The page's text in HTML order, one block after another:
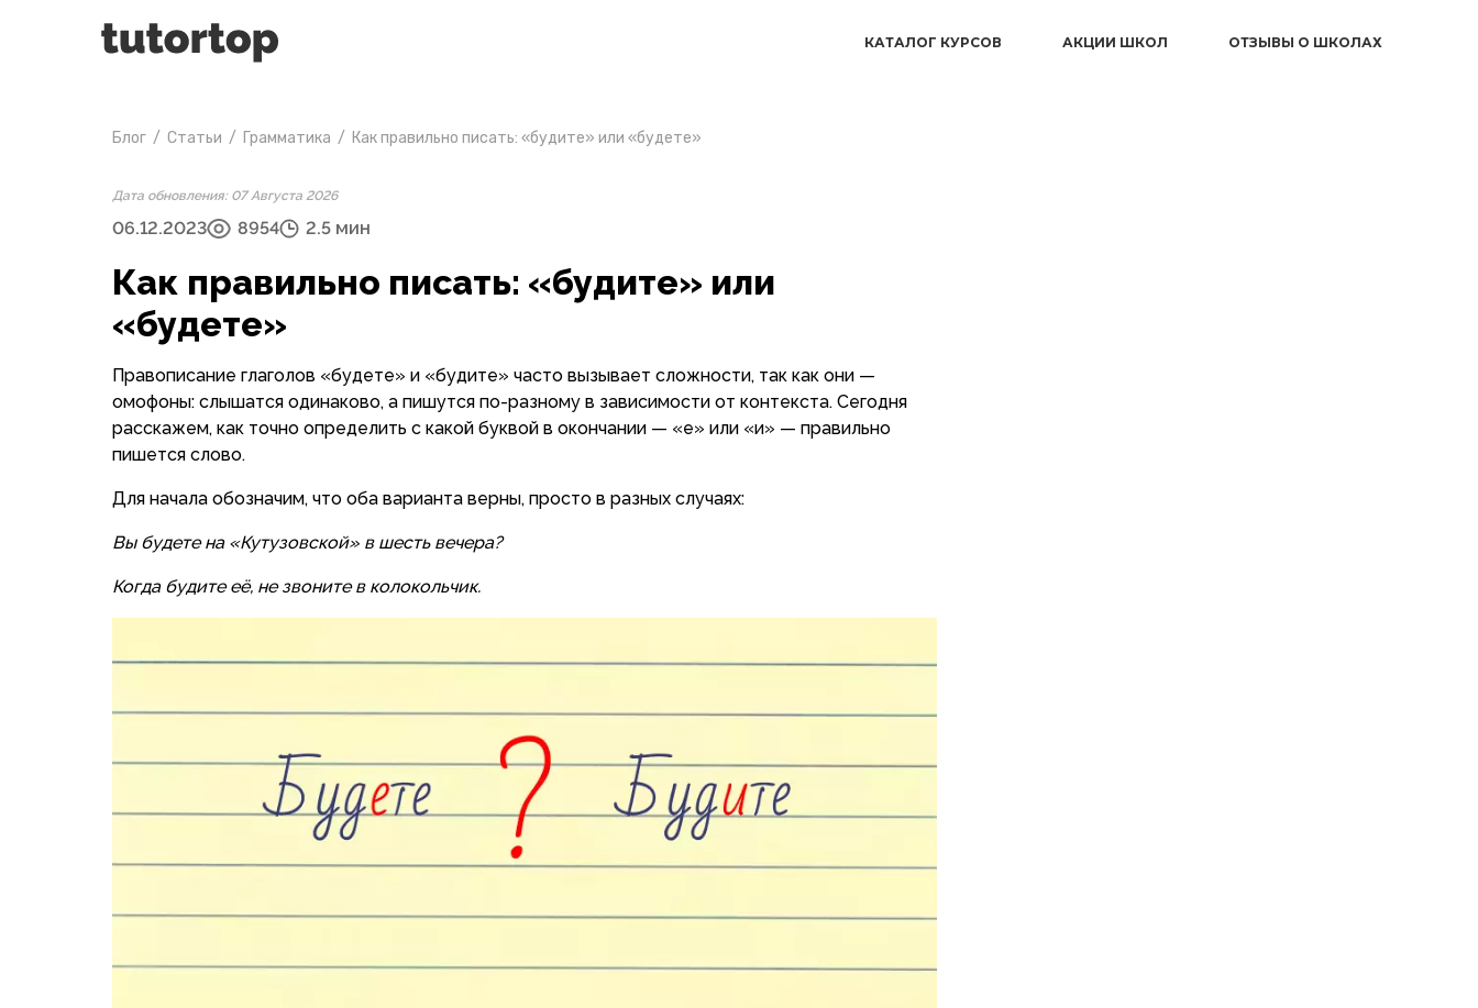
КАТАЛОГ КУРСОВ АКЦИИ ШКОЛ ОТЗЫВЫ О ШКОЛАХ
Блог / Статьи / Грамматика / Как правильно писать: «будите» или «будете»
Дата обновления: 07 Августа 2026
06.12.2023 8954 2.5 мин
Как правильно писать: «будите» или
«будете»
Правописание глаголов «будете» и «будите» часто вызывает сложности, так как они —
омофоны: слышатся одинаково, а пишутся по-разному в зависимости от контекста. Сегодня
расскажем, как точно определить с какой буквой в окончании — «е» или «и» — правильно
пишется слово.
Для начала обозначим, что оба варианта верны, просто в разных случаях:
Вы будете на «Кутузовской» в шесть вечера?
Когда будите её, не звоните в колокольчик.